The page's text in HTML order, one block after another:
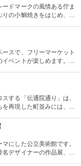
ドマークの風情ある佇ま
の小鯛焼きをはじめ、水
も。
スで、フリーマーケット
ベントが楽しめます。も
する「伝通院通り」は、
再現した町並みには、屋
買い物や食事も楽しめま
にした公立美術館です。
デザイナーの作品展、ラ